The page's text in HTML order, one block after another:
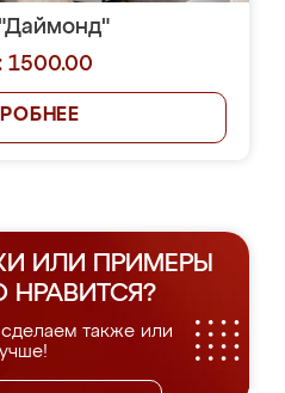
1500.00
ИЛИ ПРИМЕРЫ
НРАВИТСЯ?
также или